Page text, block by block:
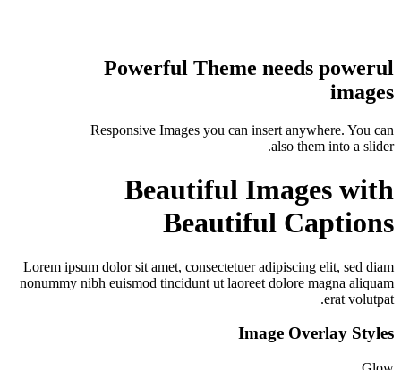
Powerful Theme needs powerul
images
Responsive Images you can insert anywhere. You can
also them into a slider.
Beautiful Images with
Beautiful Captions
Lorem ipsum dolor sit amet, consectetuer adipiscing elit, sed diam
nonummy nibh euismod tincidunt ut laoreet dolore magna aliquam
erat volutpat.
Image Overlay Styles